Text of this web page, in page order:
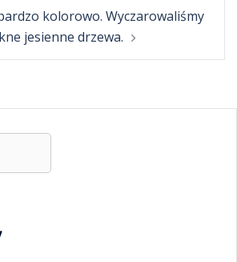
kolorowo. Wyczarowaliśmy
jesienne drzewa.